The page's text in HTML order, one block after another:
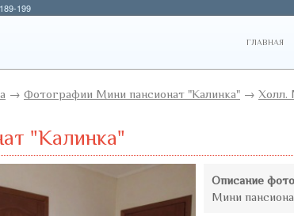
199
ГЛАВНАЯ
→ Фотографии Мини пансионат "Калинка" → Холл.
"Калинка"
Описание
Мини